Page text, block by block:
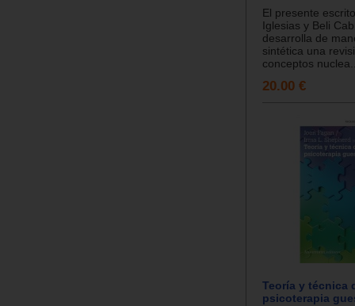
El presente
Iglesias y Beli
desarrolla de
sintética una
conceptos
20.00 €
Teoría y técnica
psicoterapia